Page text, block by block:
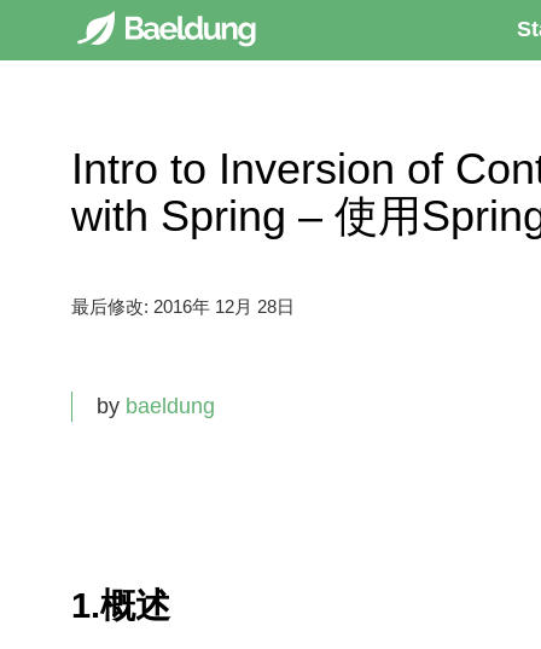
Intro to Inversion of
with Spring – 使用
最后修改: 2016年 12月 28日
by baeldung
1.概述